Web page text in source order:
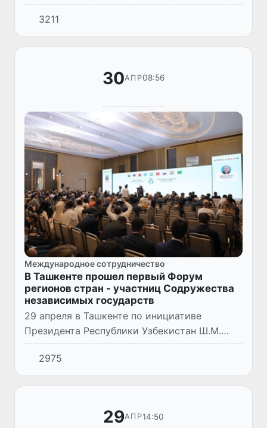
прошло внеочередное заседание Совета
руководителей палат стран СНГ на тему
«Роль регионального сотрудниче...
3211
30АПР08:56
Международное сотрудничество
В Ташкенте прошел первый Форум
регионов стран - участниц Содружества
независимых государств
29 апреля в Ташкенте по инициативе
Президента Республики Узбекистан Ш.М.
Мирзиёева, впервые в истории СНГ
состоялся первый Форум регионов стран -
участниц Содружества независимых г...
2975
29АПР14:50